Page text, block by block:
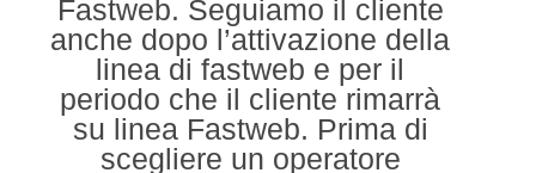
Fastweb. Seguiamo il cliente
anche dopo l’attivazione della
linea di fastweb e per il
periodo che il cliente rimarrà
su linea Fastweb. Prima di
scegliere un operatore